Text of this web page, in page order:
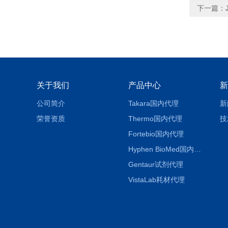
下一篇：
关于我们
公司简介
荣誉资质
产品中心
Takara国内代理
Thermo国内代理
Fortebio国内代理
Gentaur试剂代理
VistaLab耗材代理